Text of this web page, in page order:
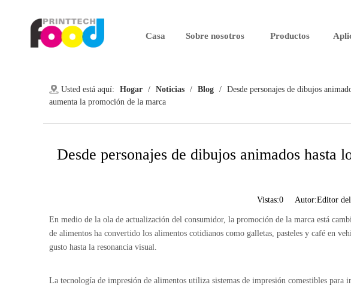
Casa Sobre nosotros Productos
Usted está aquí: Hogar / Noticias / Blog / Desde personajes de dibujos
aumenta la promoción de la marca
Desde personajes de dibujos animados
Vistas:0Autor:Editor del
En medio de la ola de actualización del consumidor, la promoción de la marca está
de alimentos ha convertido los alimentos cotidianos como galletas, pasteles y café en
gusto hasta la resonancia visual.
La tecnología de impresión de alimentos utiliza sistemas de impresión comestibles